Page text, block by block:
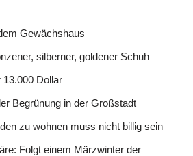
Gewächshaus
silberner, goldener Schuh
Dollar
Begrünung in der Großstadt
zu wohnen muss nicht billig sein
Folgt einem Märzwinter der